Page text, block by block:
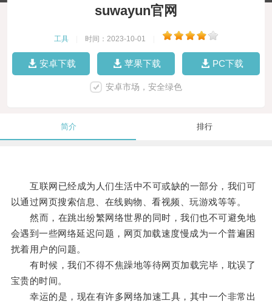
suwayun官网
工具 时间：2023-10-01
安卓下载 苹果下载 PC下载
安卓市场，安全绿色
简介 排行
互联网已经成为人们生活中不可或缺的一部分，我们可
以通过网页搜索信息、在线购物、看视频、玩游戏等等。
然而，在跳出纷繁网络世界的同时，我们也不可避免地
会遇到一些网络延迟问题，网页加载速度慢成为一个普遍困
扰着用户的问题。
有时候，我们不得不焦躁地等待网页加载完毕，耽误了
宝贵的时间。
幸运的是，现在有许多网络加速工具，其中一个非常出